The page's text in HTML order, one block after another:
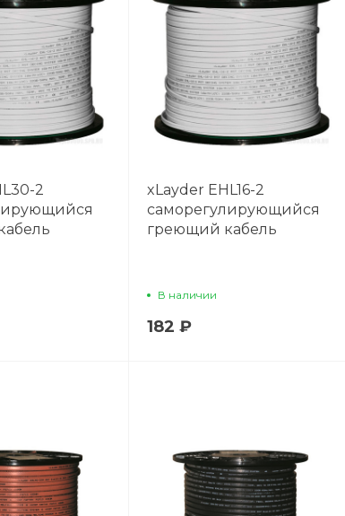
2
xLayder EHL16-2
саморегулирующийся
греющий кабель
В наличии
182 ₽